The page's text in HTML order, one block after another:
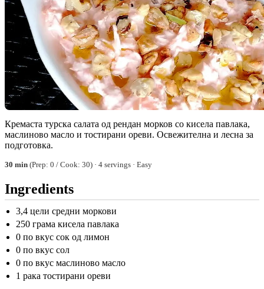
Кремаста турска салата од рендан морков со кисела павлака,
маслиново масло и тостирани ореви. Освежителна и лесна за
подготовка.
30 min (Prep: 0 / Cook: 30) · 4 servings · Easy
Ingredients
3,4 цели средни моркови
250 грама кисела павлака
0 по вкус сок од лимон
0 по вкус сол
0 по вкус маслиново масло
1 рака тостирани ореви